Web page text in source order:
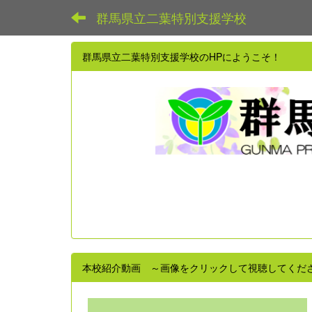
群馬県立二葉特別支援学校
群馬県立二葉特別支援学校のHPにようこそ！
本校紹介動画 ～画像をクリックして視聴してくだ